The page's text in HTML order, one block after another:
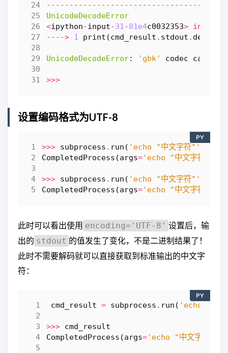
UnicodeDecodeError
<ipython-input-31-81e4c0032353> in
---->
1 print (cmd_result . stdout . decode
UnicodeDecodeError: 'gbk' codec can
>>>
设置编码格式为UTF-8
>>> subprocess . run ( 'echo "中文字符"'
CompletedProcess (args='echo "中文字符"'
>>> subprocess . run ( 'echo "中文字符"'
CompletedProcess (args='echo "中文字符"'
PY
此时可以看出使用 encoding='UTF-8' 设置后，输
出的 stdout 的值发生了变化，不是二进制结果了！
此时不需要解码就可以直接获取到标准输出的中文字
符：
cmd_result = subprocess . run ( 'echo "中
>>> cmd_result
CompletedProcess (args='echo "中文字符"'
PY